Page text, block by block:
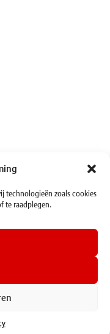
technologieën zoals cookies
te raadplegen.